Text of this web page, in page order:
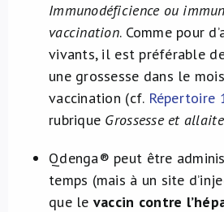
Immunodéficience ou
vaccination. Comme pour
vivants, il est préférable
une grossesse dans le
vaccination (cf. Répertoire
rubrique Grossesse et
Qdenga® peut être
temps (mais à un site
que le vaccin contre